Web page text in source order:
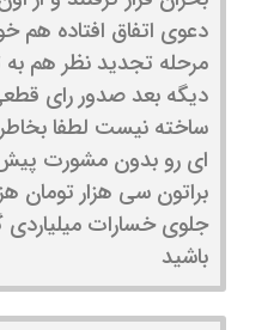
دعوی اتفاق افتاده هم
مرحله تجدید نظر هم به
دیگه بعد صدور رای
ساخته نیست لطفا
ای رو بدون مشورت پیش
براتون سی هزار تومان
جلوی خسارات
باشید